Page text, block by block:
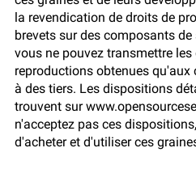
la revendication de droits de
brevets sur des composants
vous ne pouvez transmettre les
reproductions obtenues
à des tiers. Les dispositions
trouvent sur
n'acceptez pas ces
d'acheter et d'utiliser ces